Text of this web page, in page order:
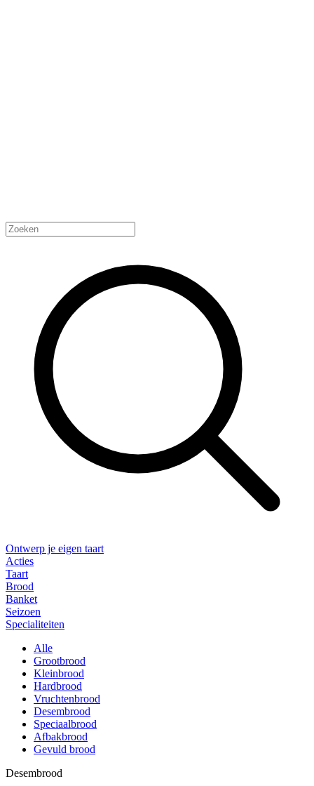
Ontwerp je eigen taart
Acties
Taart
Brood
Banket
Seizoen
Specialiteiten
Alle
Grootbrood
Kleinbrood
Hardbrood
Vruchtenbrood
Desembrood
Speciaalbrood
Afbakbrood
Gevuld brood
Desembrood